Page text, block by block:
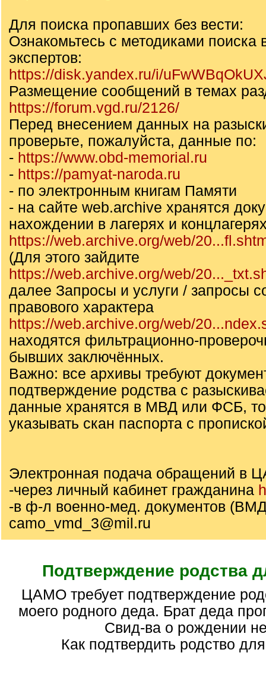
Для поиска пропавших без вести:
Ознакомьтесь с методиками поиска
экспертов:
https://disk.yandex.ru/i/
Размещение сообщений в темах
https://forum.vgd.ru/2126/
Перед внесением данных на
проверьте, пожалуйста, данные по:
- https://www.obd-memorial.ru
- https://pamyat-naroda.ru
- по электронным книгам Памяти
- на сайте web.archive хранятся
нахождении в лагерях и
https://web.archive.org/web/
(Для этого зайдите
https://web.archive.org/web/
далее Запросы и услуги / запросы
правового характера
https://web.archive.org/web/
находятся фильтрационно-
бывших заключённых.
Важно: все архивы требуют
подтверждение родства с
данные хранятся в МВД или ФСБ,
указывать скан паспорта с
Электронная подача обращений в
-через личный кабинет гражданина
-в ф-л военно-мед. документов
camo_vmd_3@mil.ru
Подтверждение родства
ЦАМО требует подтверждение родства на брата
моего родного деда. Брат деда
Свид-ва о рождении
Как подтвердить родство